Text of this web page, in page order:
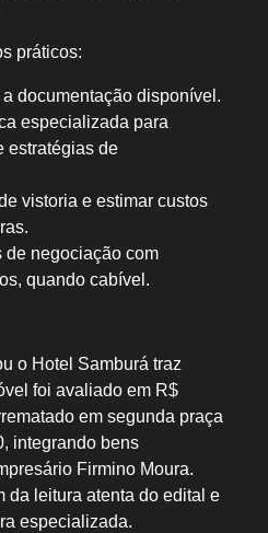
práticos:
documentação disponível.
especializada para
estratégias de
vistoria e estimar custos
de negociação com
quando cabível.
o Hotel Samburá traz
foi avaliado em R$
em segunda praça
integrando bens
Firmino Moura.
da leitura atenta do edital e
especializada.